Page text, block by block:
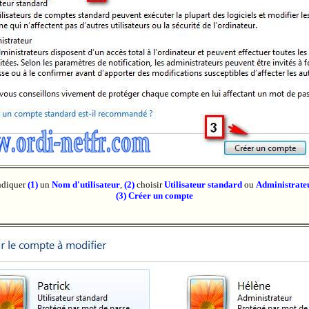
(1) un Nom d'utilisateur, (2)choisirUtilisateur standardou
(3) Créer un compte